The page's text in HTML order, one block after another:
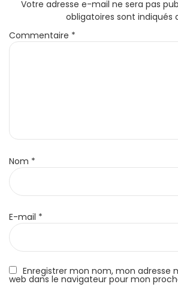
Enregistrer mon nom, mon adresse
web dans le navigateur pour mon
Votre adresse e-mail ne sera pas
obligatoires sont indiqués
Commentaire *
Nom *
E-mail *